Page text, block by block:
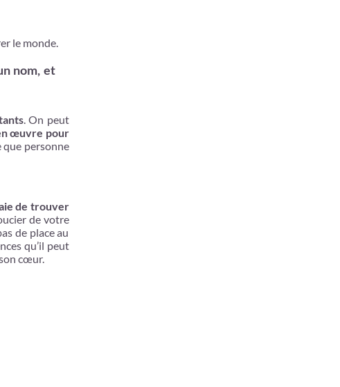
le monde.
nom, et
. On peut
œuvre pour
que personne
de trouver
de votre
de place au
qu’il peut
cœur.